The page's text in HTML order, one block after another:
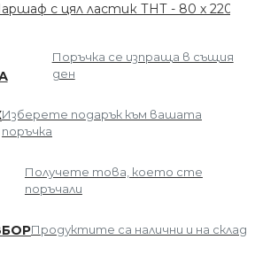
с цял ластик ТНТ - 80 х 220
Поръчка се изпраща в същия
ден
Изберете подарък към вашата
поръчка
Получете това, което сте
поръчали
Продуктите са налични и на склад